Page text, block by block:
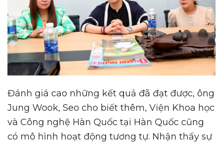
Đánh giá cao những kết quả đã đạt được, ông
Jung Wook, Seo cho biết thêm, Viện Khoa học
và Công nghệ Hàn Quốc tại Hàn Quốc cũng
có mô hình hoạt động tương tự. Nhận thấy sự